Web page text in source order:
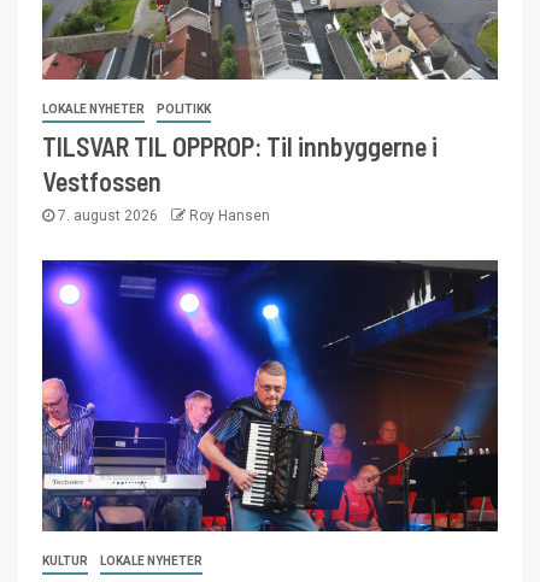
LOKALE NYHETER POLITIKK
TILSVAR TIL OPPROP: Til innbyggerne i
Vestfossen
7. august 2026 Roy Hansen
KULTUR LOKALE NYHETER